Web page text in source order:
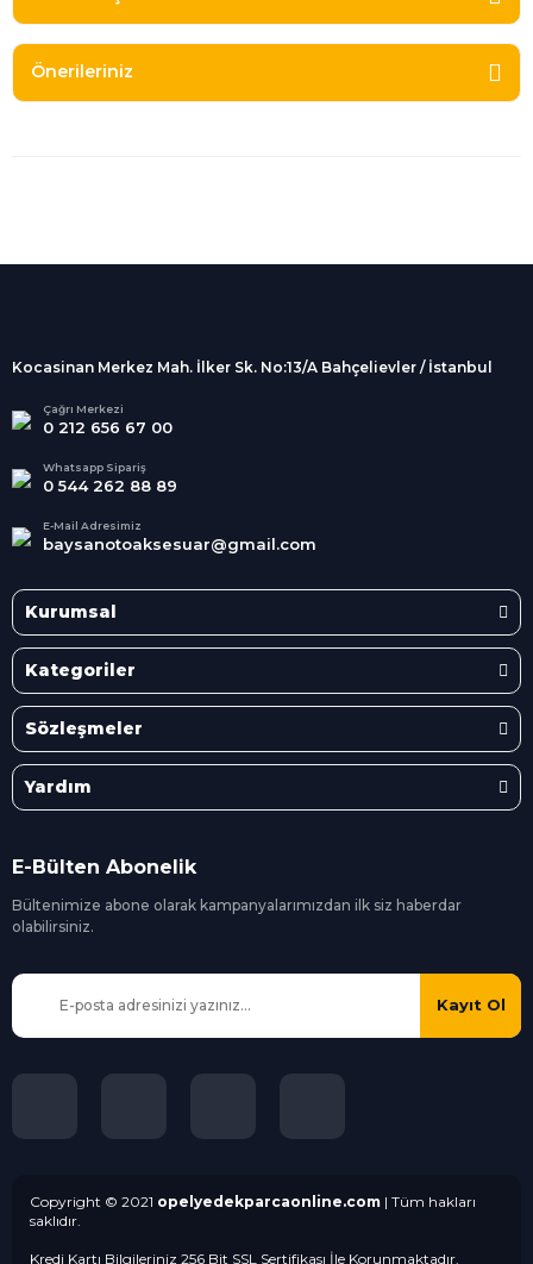
Önerileriniz
Alışveriş
kargolanmaktadır.
Tüm Kredi Kartlarına taksit
seçenekleri
Kocasinan Merkez Mah. İlker Sk. No:13/A Bahçelievler / İstanbul
Çağrı Merkezi
0 212 656 67 00
Whatsapp Sipariş
0 544 262 88 89
E-Mail Adresimiz
baysanotoaksesuar@gmail.com
Kurumsal
Kategoriler
Sözleşmeler
Yardım
E-Bülten Abonelik
Bültenimize abone olarak kampanyalarımızdan ilk siz haberdar
olabilirsiniz.
Kayıt Ol
Copyright © 2021 opelyedekparcaonline.com | Tüm hakları
saklıdır.
Kredi Kartı Bilgileriniz 256 Bit SSL Sertifikası İle Korunmaktadır.